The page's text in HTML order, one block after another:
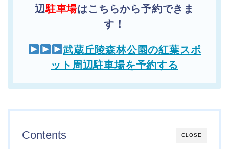
辺駐車場はこちらから予約できま
す！
武蔵丘陵森林公園の紅葉スポ
ット周辺駐車場を予約する
CLOSE
Contents